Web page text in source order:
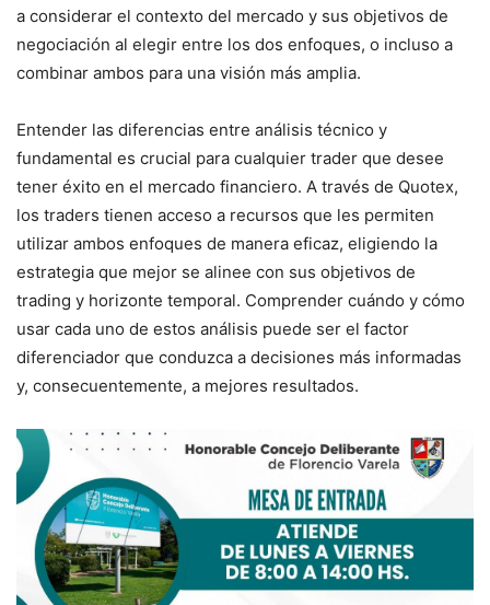
a considerar el contexto del mercado y sus objetivos de
negociación al elegir entre los dos enfoques, o incluso a
combinar ambos para una visión más amplia.
Entender las diferencias entre análisis técnico y
fundamental es crucial para cualquier trader que desee
tener éxito en el mercado financiero. A través de Quotex,
los traders tienen acceso a recursos que les permiten
utilizar ambos enfoques de manera eficaz, eligiendo la
estrategia que mejor se alinee con sus objetivos de
trading y horizonte temporal. Comprender cuándo y cómo
usar cada uno de estos análisis puede ser el factor
diferenciador que conduzca a decisiones más informadas
y, consecuentemente, a mejores resultados.